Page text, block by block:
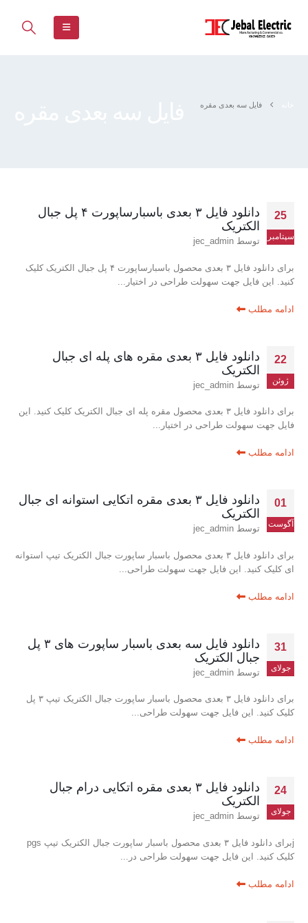
فایل سه بعدی مقره
25
سپتامبر
دانلود فایل ۳ بعدی باسبارساپورت ۴ پل جبال
الکتریک
توسط jec_admin
برای دانلود فایل ۳ بعدی محصول باسبارساپورت ۴ پل جبال الکتریک کلیک
کنید. این فایل جهت سهولت طراحی در اختیار...
ادامه مطلب
22
ژوئن
دانلود فایل ۳ بعدی مقره های پله ای جبال
الکتریک
توسط jec_admin
برای دانلود فایل ۳ بعدی محصول مقره پله ای جبال الکتریک کلیک کنید. این
فایل جهت سهولت طراحی در اختیار...
ادامه مطلب
01
آگوست
دانلود فایل ۳ بعدی مقره اتکایی استوانه ای جبال
الکتریک
توسط jec_admin
برای دانلود فایل ۳ بعدی محصول باسبار ساپورت جبال الکتریک تیپ استوانه
ای کلیک کنید. این فایل جهت سهولت طراحی...
ادامه مطلب
31
جولای
دانلود فایل سه بعدی باسبار ساپورت های ۳ پل
جبال الکتریک
توسط jec_admin
برای دانلود فایل ۳ بعدی محصول باسبار ساپورت جبال الکتریک تیپ ۳ پل
کلیک کنید. این فایل جهت سهولت طراحی...
ادامه مطلب
24
جولای
دانلود فایل ۳ بعدی مقره اتکایی درام جبال
الکتریک
توسط jec_admin
jبرای دانلود فایل ۳ بعدی محصول باسبار ساپورت جبال الکتریک تیپ pgs
کلیک کنید. این فایل جهت سهولت طراحی در...
ادامه مطلب